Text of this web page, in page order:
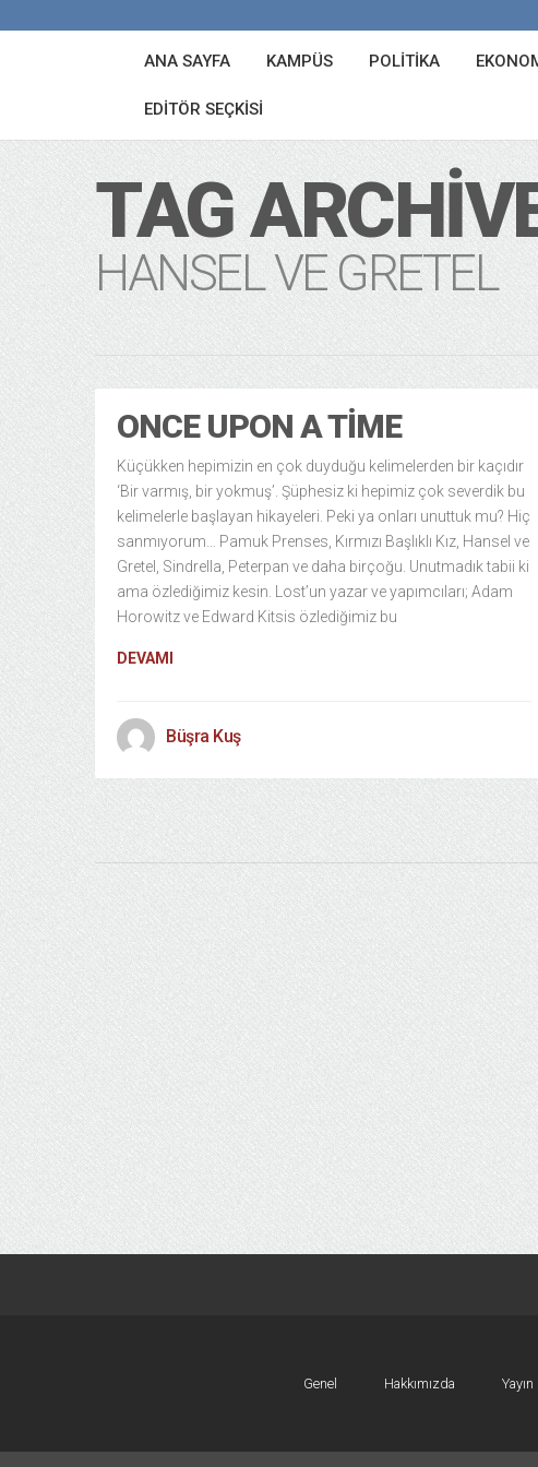
ANA SAYFA KAMPÜS POLITIKA
EDITÖR SEÇKISI
TAG
HANSEL VE GRETEL
ONCE UPON A TIME
Küçükken hepimizin en çok duyduğu kelimelerden bir kaçıdır
‘Bir varmış, bir yokmuş’. Şüphesiz ki hepimiz çok severdik bu
kelimelerle başlayan hikayeleri. Peki ya onları unuttuk mu? Hiç
sanmıyorum… Pamuk Prenses, Kırmızı Başlıklı Kız, Hansel ve
Gretel, Sindrella, Peterpan ve daha birçoğu. Unutmadık tabii ki
ama özlediğimiz kesin. Lost’un yazar ve yapımcıları; Adam
Horowitz ve Edward Kitsis özlediğimiz bu
DEVAMI
Büşra Kuş
Genel Hakkımızda